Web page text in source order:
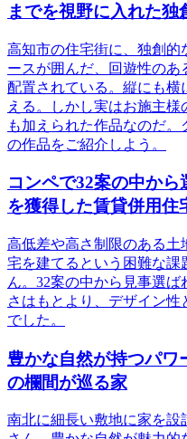
までを視野に入れた独
高知市の住宅街に、独創
ースが囲んだ、回遊性のあ
配置されている。縦にも横
える。しかし実はお施主
も加えられた作品なのだ
の作品をご紹介しよう。
コンペで32案の中か
を獲得した賃貸併用住
高低差や高さ制限のある土
宅を建てるという困難な課
ん。32案の中から見事選
さはもとより、デザイン
でした。
豊かな自然が持つパワ
の欄間が巡る家
南北に細長い敷地に家を